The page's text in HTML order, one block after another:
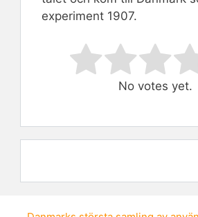
experiment 1907.
Rate this item:
No votes yet.